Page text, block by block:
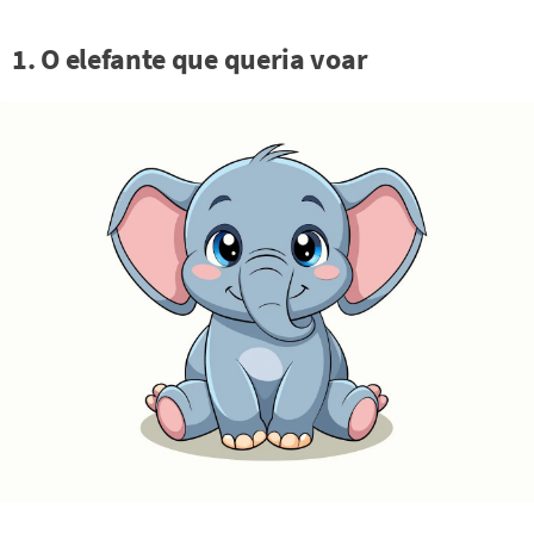
1. O elefante que queria voar